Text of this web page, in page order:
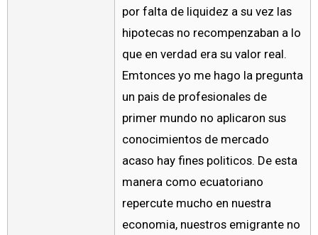
por falta de liquidez a su vez las
hipotecas no recompenzaban a lo
que en verdad era su valor real.
Emtonces yo me hago la pregunta
un pais de profesionales de
primer mundo no aplicaron sus
conocimientos de mercado
acaso hay fines politicos. De esta
manera como ecuatoriano
repercute mucho en nuestra
economia, nuestros emigrante no